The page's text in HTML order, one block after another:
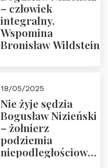
– człowiek
integralny.
Wspomina
Bronisław Wildstein
18/05/2025
Nie żyje sędzia
Bogusław Nizieński
– żołnierz
podziemia
niepodległościowego